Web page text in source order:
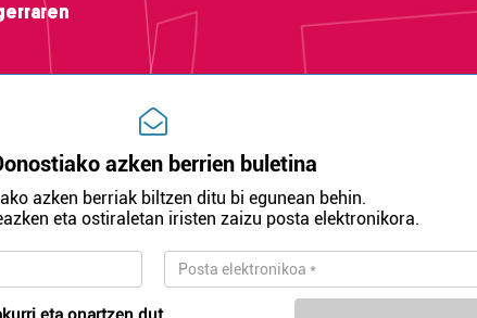
azken berrien buletina
azken berriak biltzen ditu bi egunean behin.
eta ostiraletan iristen zaizu posta elektronikora.